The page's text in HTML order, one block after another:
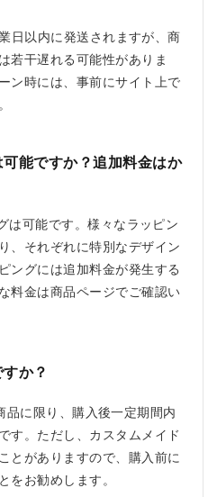
日以内に発送されますが、商
若干遅れる可能性がありま
ン時には、事前にサイト上で
能ですか？追加料金はか
は可能です。様々なラッピン
、それぞれに特別なデザイン
ングには追加料金が発生する
料金は商品ページでご確認い
か？
に限り、購入後一定期間内
す。ただし、カスタムメイド
とがありますので、購入前に
をお勧めします。